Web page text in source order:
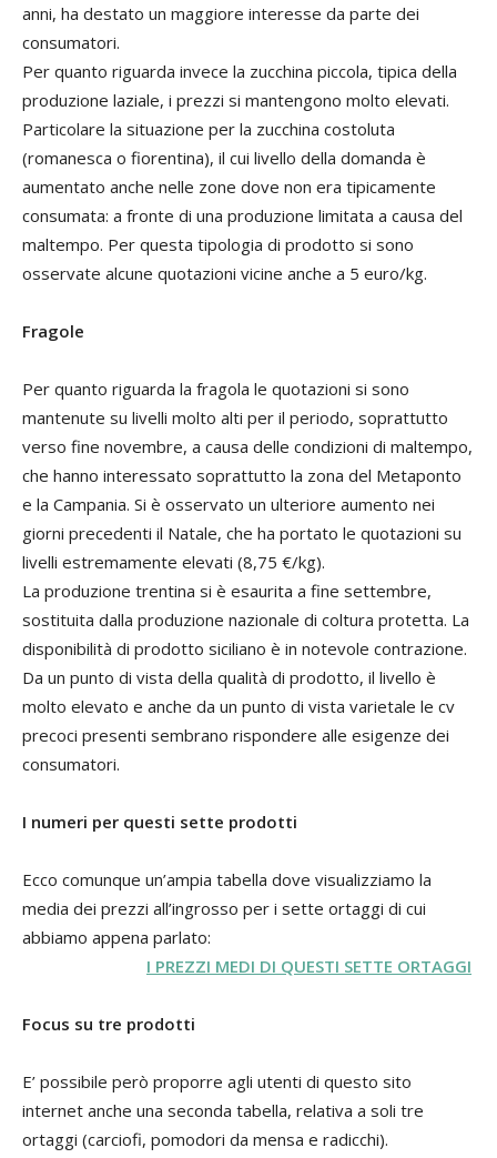
anni, ha destato un maggiore interesse da parte dei
consumatori.
Per quanto riguarda invece la zucchina piccola, tipica della
produzione laziale, i prezzi si mantengono molto elevati.
Particolare la situazione per la zucchina costoluta
(romanesca o fiorentina), il cui livello della domanda è
aumentato anche nelle zone dove non era tipicamente
consumata: a fronte di una produzione limitata a causa del
maltempo. Per questa tipologia di prodotto si sono
osservate alcune quotazioni vicine anche a 5 euro/kg.
Fragole
Per quanto riguarda la fragola le quotazioni si sono
mantenute su livelli molto alti per il periodo, soprattutto
verso fine novembre, a causa delle condizioni di maltempo,
che hanno interessato soprattutto la zona del Metaponto
e la Campania. Si è osservato un ulteriore aumento nei
giorni precedenti il Natale, che ha portato le quotazioni su
livelli estremamente elevati (8,75 €/kg).
La produzione trentina si è esaurita a fine settembre,
sostituita dalla produzione nazionale di coltura protetta. La
disponibilità di prodotto siciliano è in notevole contrazione.
Da un punto di vista della qualità di prodotto, il livello è
molto elevato e anche da un punto di vista varietale le cv
precoci presenti sembrano rispondere alle esigenze dei
consumatori.
I numeri per questi sette prodotti
Ecco comunque un’ampia tabella dove visualizziamo la
media dei prezzi all’ingrosso per i sette ortaggi di cui
abbiamo appena parlato:
I PREZZI MEDI DI QUESTI SETTE ORTAGGI
Focus su tre prodotti
E’ possibile però proporre agli utenti di questo sito
internet anche una seconda tabella, relativa a soli tre
ortaggi (carciofi, pomodori da mensa e radicchi).